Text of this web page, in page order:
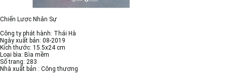
Chiến Lược Nhân Sự
Công ty phát hành: Thái Hà
Ngày xuất bản: 08-2019
Kích thước: 15.5x24 cm
Loại bìa: Bìa mềm
Số trang: 283
Nhà xuất bản : Công thương